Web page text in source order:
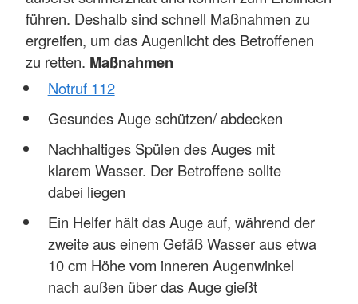
führen. Deshalb sind schnell Maßnahmen zu
ergreifen, um das Augenlicht des Betroffenen
zu retten. Maßnahmen
Notruf 112
Gesundes Auge schützen/ abdecken
Nachhaltiges Spülen des Auges mit
klarem Wasser. Der Betroffene sollte
dabei liegen
Ein Helfer hält das Auge auf, während der
zweite aus einem Gefäß Wasser aus etwa
10 cm Höhe vom inneren Augenwinkel
nach außen über das Auge gießt